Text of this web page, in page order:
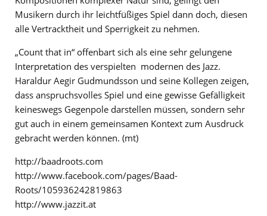
Musikern durch ihr leichtfüßiges Spiel dann doch, diesen
alle Vertracktheit und Sperrigkeit zu nehmen.
„Count that in“ offenbart sich als eine sehr gelungene
Interpretation des verspielten modernen des Jazz.
Haraldur Aegir Gudmundsson und seine Kollegen zeigen,
dass anspruchsvolles Spiel und eine gewisse Gefälligkeit
keineswegs Gegenpole darstellen müssen, sondern sehr
gut auch in einem gemeinsamen Kontext zum Ausdruck
gebracht werden können. (mt)
http://baadroots.com
http://www.facebook.com/pages/Baad-
Roots/105936242819863
http://www.jazzit.at